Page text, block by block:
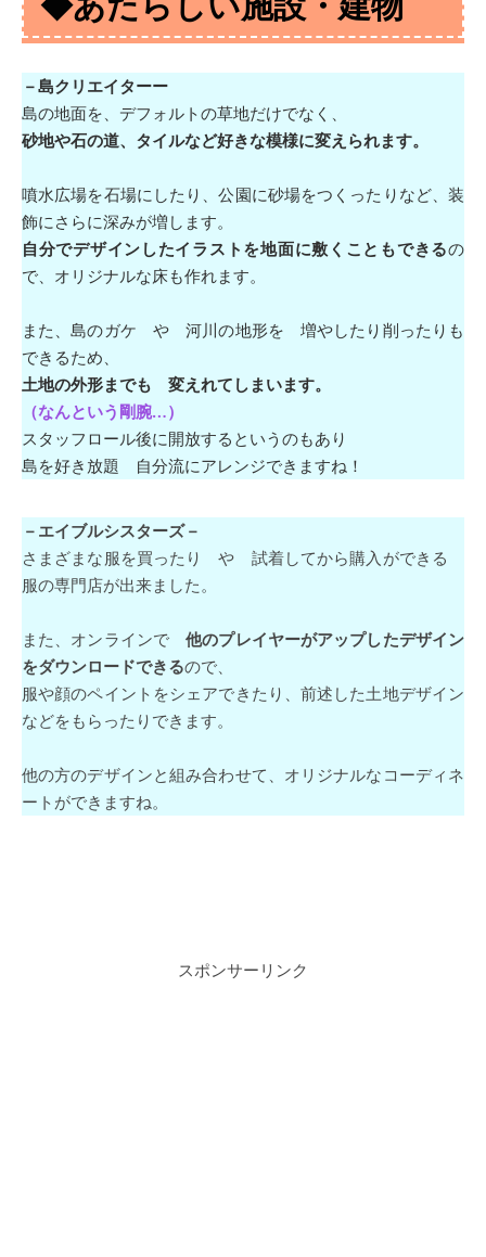
－島クリエイターー
島の地面を、デフォルトの草地だけでなく、
砂地や石の道、タイルなど好きな模様に変えられます。
噴水広場を石場にしたり、公園に砂場をつくったりなど、装
飾にさらに深みが増します。
自分でデザインしたイラストを地面に敷くこともできるの
で、オリジナルな床も作れます。
また、島のガケ や 河川の地形を 増やしたり削ったりも
できるため、
土地の外形までも 変えれてしまいます。
（なんという剛腕…）
スタッフロール後に開放するというのもあり
島を好き放題 自分流にアレンジできますね！
－エイブルシスターズ－
さまざまな服を買ったり や 試着してから購入ができる
服の専門店が出来ました。
また、オンラインで他のプレイヤーがアップしたデザイン
をダウンロードできるので、
服や顔のペイントをシェアできたり、前述した土地デザイン
などをもらったりできます。
他の方のデザインと組み合わせて、オリジナルなコーディネ
ートができますね。
スポンサーリンク